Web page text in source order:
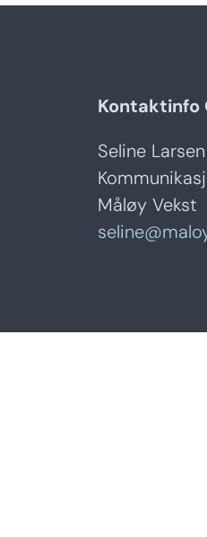
Kontaktinfo
Seline Larsen
Måløy Vekst